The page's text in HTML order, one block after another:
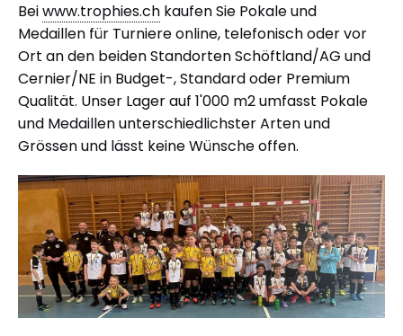
Beiwww.trophies.ch kaufen Sie Pokale und
Medaillen für Turniere online, telefonisch oder vor
Ort an den beiden Standorten Schöftland/AG und
Cernier/NE in Budget-, Standard oder Premium
Qualität. Unser Lager auf 1'000 m2 umfasst Pokale
und Medaillen unterschiedlichster Arten und
Grössen und lässt keine Wünsche offen.